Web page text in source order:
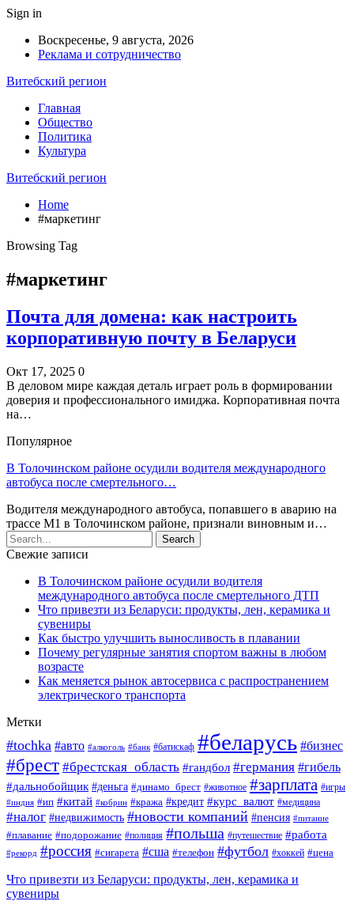
Sign in
Воскресенье, 9 августа, 2026
Реклама и сотрудничество
Витебский регион
Главная
Общество
Политика
Культура
Витебский регион
Home
#маркетинг
Browsing Tag
#маркетинг
Почта для домена: как настроить
корпоративную почту в Беларуси
Окт 17, 2025 0
В деловом мире каждая деталь играет роль в формировании
доверия и профессионального имиджа. Корпоративная почта
на…
Популярное
В Толочинском районе осудили водителя международного
автобуса после смертельного…
Водителя международного автобуса, попавшего в аварию на
трассе М1 в Толочинском районе, признали виновным и…
Свежие записи
В Толочинском районе осудили водителя
международного автобуса после смертельного ДТП
Что привезти из Беларуси: продукты, лен, керамика и
сувениры
Как быстро улучшить выносливость в плавании
Почему регулярные занятия спортом важны в любом
возрасте
Как меняется рынок автосервиса с распространением
электрического транспорта
Метки
#tochka #авто #алкоголь #банк #батискаф #беларусь #бизнес
#брест #брестская_область #гандбол #германия #гибель
#дальнобойщик #деньга #динамо_брест #животное #зарплата #игры
#индия #ип #китай #кобрин #кража #кредит #курс_валют #медицина
#налог #недвижимость #новости компаний #пенсия #питание
#плавание #подорожание #полиция #польша #путешествие #работа
#рекорд #россия #сигарета #сша #телефон #футбол #хоккей #цена
Что привезти из Беларуси: продукты, лен, керамика и
сувениры